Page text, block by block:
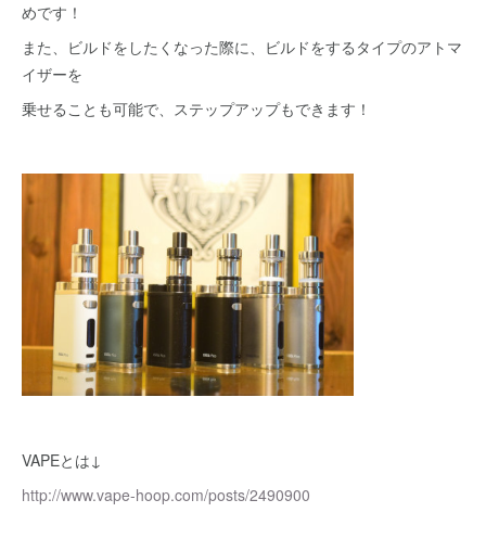
めです！
また、ビルドをしたくなった際に、ビルドをするタイプのアトマ
イザーを
乗せることも可能で、ステップアップもできます！
VAPEとは↓
http://www.vape-hoop.com/posts/2490900